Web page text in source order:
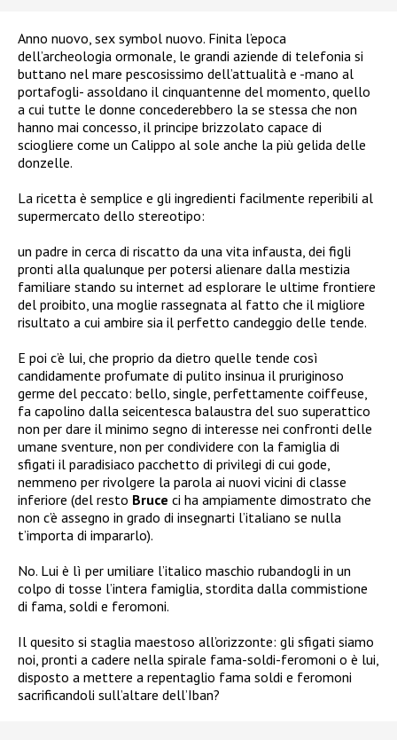
Anno nuovo, sex symbol nuovo. Finita l’epoca
dell’archeologia ormonale, le grandi aziende di telefonia si
buttano nel mare pescosissimo dell’attualità e -mano al
portafogli- assoldano il cinquantenne del momento, quello
a cui tutte le donne concederebbero la se stessa che non
hanno mai concesso, il principe brizzolato capace di
sciogliere come un Calippo al sole anche la più gelida delle
donzelle.
La ricetta è semplice e gli ingredienti facilmente reperibili al
supermercato dello stereotipo:
un padre in cerca di riscatto da una vita infausta, dei figli
pronti alla qualunque per potersi alienare dalla mestizia
familiare stando su internet ad esplorare le ultime frontiere
del proibito, una moglie rassegnata al fatto che il migliore
risultato a cui ambire sia il perfetto candeggio delle tende.
E poi c’è lui, che proprio da dietro quelle tende così
candidamente profumate di pulito insinua il pruriginoso
germe del peccato: bello, single, perfettamente coiffeuse,
fa capolino dalla seicentesca balaustra del suo superattico
non per dare il minimo segno di interesse nei confronti delle
umane sventure, non per condividere con la famiglia di
sfigati il paradisiaco pacchetto di privilegi di cui gode,
nemmeno per rivolgere la parola ai nuovi vicini di classe
inferiore (del resto Bruce ci ha ampiamente dimostrato che
non c’è assegno in grado di insegnarti l’italiano se nulla
t’importa di impararlo).
No. Lui è lì per umiliare l’italico maschio rubandogli in un
colpo di tosse l’intera famiglia, stordita dalla commistione
di fama, soldi e feromoni.
Il quesito si staglia maestoso all’orizzonte: gli sfigati siamo
noi, pronti a cadere nella spirale fama-soldi-feromoni o è lui,
disposto a mettere a repentaglio fama soldi e feromoni
sacrificandoli sull’altare dell’Iban?